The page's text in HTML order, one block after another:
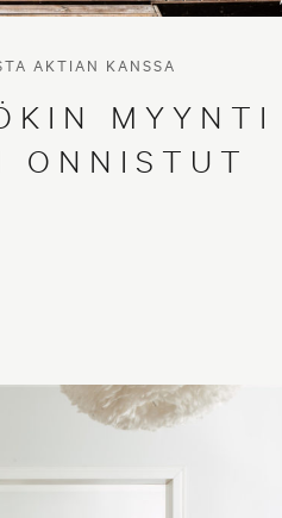
AKTIAN KANSSA
MYYNTI
ONNISTUT